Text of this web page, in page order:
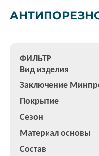
ФИЛЬТР
Вид изделия
Заключение
Покрытие
Сезон
Материал основы
Состав